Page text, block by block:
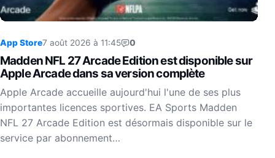
App Store7 août 2026 à 11:45 0
Madden NFL 27 Arcade Edition est disponible sur
Apple Arcade dans sa version complète
Apple Arcade accueille aujourd'hui l'une de ses plus
importantes licences sportives. EA Sports Madden
NFL 27 Arcade Edition est désormais disponible sur le
service par abonnement…